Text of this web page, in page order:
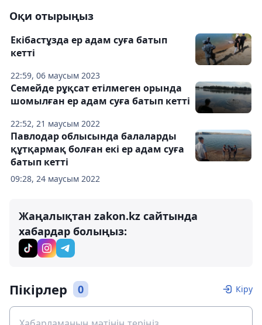
Оқи отырыңыз
22:59, 06 маусым 2023
Екібастұзда ер адам суға батып
кетті
22:52, 21 маусым 2022
Семейде рұқсат етілмеген орында
шомылған ер адам суға батып кетті
09:28, 24 маусым 2022
Павлодар облысында балаларды
құтқармақ болған екі ер адам суға
батып кетті
Жаңалықтан zakon.kz сайтында
хабардар болыңыз:
Пікірлер 0 Кіру